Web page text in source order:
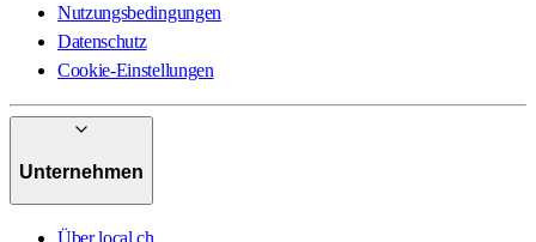
Nutzungsbedingungen
Datenschutz
Cookie-Einstellungen
Unternehmen
Über local.ch